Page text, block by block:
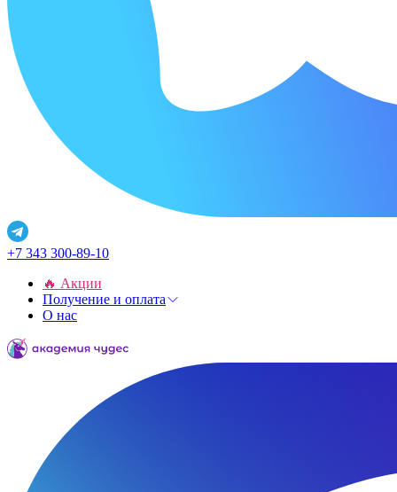
+7 343 300-89-10
🔥 Акции
Получение и оплата
О нас